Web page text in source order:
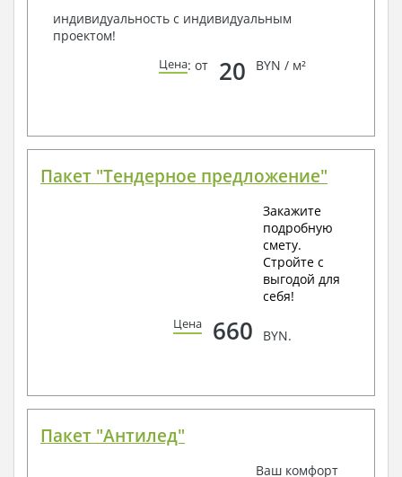
индивидуальность с индивидуальным
проектом!
Цена: от 20 BYN / м²
Пакет "Тендерное предложение"
Закажите
подробную
смету.
Стройте с
выгодой для
себя!
Цена 660 BYN.
Пакет "Антилед"
Ваш комфорт